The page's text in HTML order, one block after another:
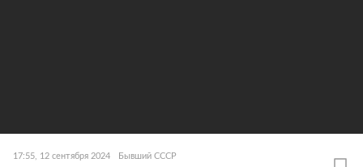
17:55, 12 сентября 2024 Бывший СССР